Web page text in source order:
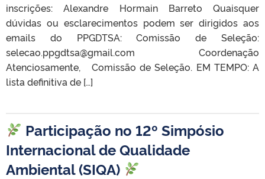
inscrições: Alexandre Hormain Barreto Quaisquer
dúvidas ou esclarecimentos podem ser dirigidos aos
emails do PPGDTSA: Comissão de Seleção:
selecao.ppgdtsa@gmail.com Coordenação
Atenciosamente, Comissão de Seleção. EM TEMPO: A
lista definitiva de […]
Participação no 12º Simpósio
Internacional de Qualidade
Ambiental (SIQA)